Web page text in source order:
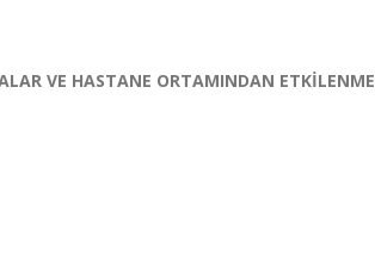
VE HASTANE ORTAMINDAN